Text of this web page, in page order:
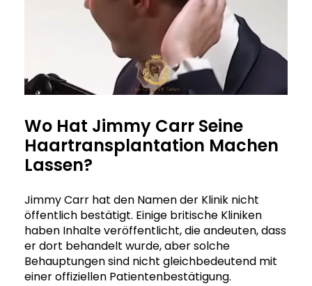
Wo Hat Jimmy Carr Seine
Haartransplantation Machen
Lassen?
Jimmy Carr hat den Namen der Klinik nicht
öffentlich bestätigt. Einige britische Kliniken
haben Inhalte veröffentlicht, die andeuten, dass
er dort behandelt wurde, aber solche
Behauptungen sind nicht gleichbedeutend mit
einer offiziellen Patientenbestätigung.